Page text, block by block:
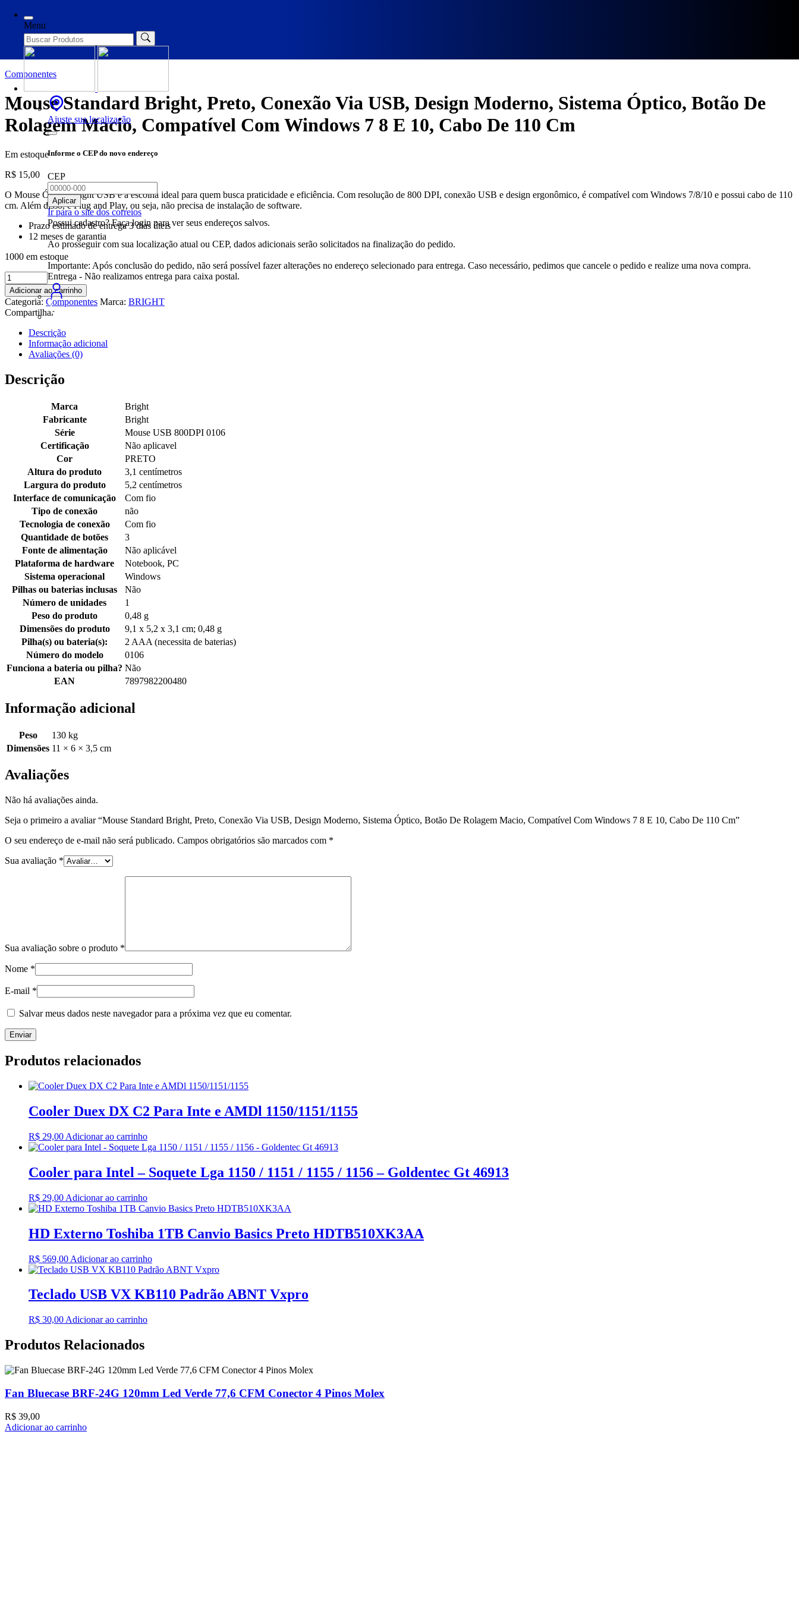
Menu
Ajuste sua localização
Informe o CEP do novo endereço
CEP
Aplicar
Ir para o site dos correios
Possui cadastro? Faça login para ver seus endereços salvos.
Ao prosseguir com sua localização atual ou CEP, dados adicionais serão solicitados na finalização do pedido.
Importante: Após conclusão do pedido, não será possível fazer alterações no endereço selecionado para entrega. Caso necessário, pedimos que cancele o pedido e realize uma nova compra.
Entrega - Não realizamos entrega para caixa postal.
Componentes
Mouse Standard Bright, Preto, Conexão Via USB, Design Moderno, Sistema Óptico, Botão De
Rolagem Macio, Compatível Com Windows 7 8 E 10, Cabo De 110 Cm
Em estoque
R$ 15,00
O Mouse Óptico Bright USB é a escolha ideal para quem busca praticidade e eficiência. Com resolução de 800 DPI, conexão USB e design ergonômico, é compatível com Windows 7/8/10 e possui cabo de 110
cm. Além disso, é Plug and Play, ou seja, não precisa de instalação de software.
Prazo estimado de entrega 3 dias úteis
12 meses de garantia
1000 em estoque
Mouse
Standard
Bright,
Preto,
Conexão
USB,
Design
Moderno,
Sistema
Óptico,
10,
quantidade
Adicionar ao carrinho
Categoria: Componentes Marca: BRIGHT
Compartilhar
Descrição
Informação adicional
Avaliações (0)
Descrição
Marca
‎Bright
Fabricante
‎Bright
Série
‎Mouse USB 800DPI 0106
Certificação
‎Não aplicavel
Cor
‎PRETO
Altura do produto
‎3,1 centímetros
Largura do produto
‎5,2 centímetros
Interface de comunicação
‎Com fio
Tipo de conexão
‎não
Tecnologia de conexão
‎Com fio
Quantidade de botões
‎3
Fonte de alimentação
‎Não aplicável
Plataforma de hardware
‎Notebook, PC
Sistema operacional
‎Windows
Pilhas ou baterias inclusas
‎Não
Número de unidades
‎1
Peso do produto
‎0,48 g
Dimensões do produto
‎9,1 x 5,2 x 3,1 cm; 0,48 g
Pilha(s) ou bateria(s):
‎2 AAA (necessita de baterias)
Número do modelo
‎0106
Funciona a bateria ou pilha? ‎Não
EAN
‎7897982200480
Informação adicional
Peso
130 kg
Dimensões 11 × 6 × 3,5 cm
Avaliações
Não há avaliações ainda.
Seja o primeiro a avaliar “Mouse Standard Bright, Preto, Conexão Via USB, Design Moderno, Sistema Óptico, Botão De Rolagem Macio, Compatível Com Windows 7 8 E 10, Cabo De 110 Cm”
O seu endereço de e-mail não será publicado. Campos obrigatórios são marcados com *
Sua avaliação *
Sua avaliação sobre o produto *
Nome *
E-mail *
Salvar meus dados neste navegador para a próxima vez que eu comentar.
Produtos relacionados
Cooler Duex DX C2 Para Inte e AMDl 1150/1151/1155
R$ 29,00 Adicionar ao carrinho
Cooler para Intel – Soquete Lga 1150 / 1151 / 1155 / 1156 – Goldentec Gt 46913
R$ 29,00 Adicionar ao carrinho
HD Externo Toshiba 1TB Canvio Basics Preto HDTB510XK3AA
R$ 569,00 Adicionar ao carrinho
Teclado USB VX KB110 Padrão ABNT Vxpro
R$ 30,00 Adicionar ao carrinho
Produtos Relacionados
Fan Bluecase BRF-24G 120mm Led Verde 77,6 CFM Conector 4 Pinos Molex
R$ 39,00
Adicionar ao carrinho